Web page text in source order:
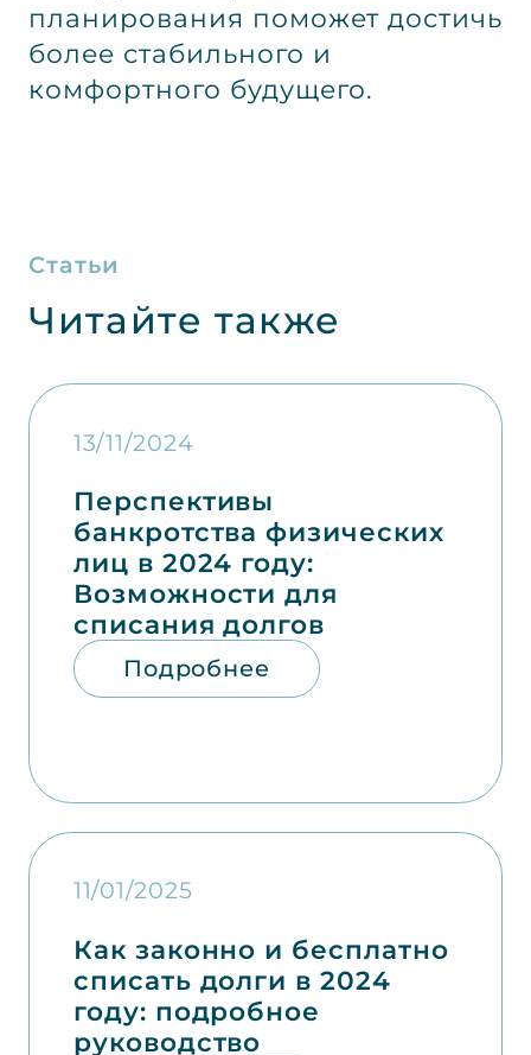
планирования поможет достичь
более стабильного и
комфортного будущего.
Статьи
Читайте также
13/11/2024
Перспективы
банкротства физических
лиц в 2024 году:
Возможности для
списания долгов
Подробнее
11/01/2025
Как законно и бесплатно
списать долги в 2024
году: подробное
руководство